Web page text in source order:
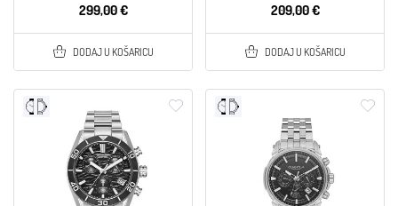
299,00 €
DODAJ U KOŠARICU
209,00 €
DODAJ U KOŠARICU